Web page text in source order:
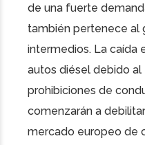
de una fuerte
también pertenece al
intermedios. La caída
autos diésel debido
prohibiciones de
comenzarán a
mercado europeo de